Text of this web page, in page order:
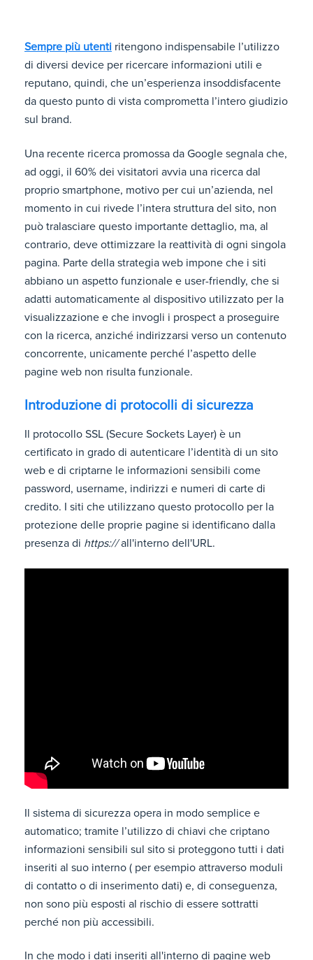
Sempre più utenti ritengono indispensabile l’utilizzo
di diversi device per ricercare informazioni utili e
reputano, quindi, che un’esperienza insoddisfacente
da questo punto di vista comprometta l’intero giudizio
sul brand.
Una recente ricerca promossa da Google segnala che,
ad oggi, il 60% dei visitatori avvia una ricerca dal
proprio smartphone, motivo per cui un’azienda, nel
momento in cui rivede l’intera struttura del sito, non
può tralasciare questo importante dettaglio, ma, al
contrario, deve ottimizzare la reattività di ogni singola
pagina. Parte della strategia web impone che i siti
abbiano un aspetto funzionale e user-friendly, che si
adatti automaticamente al dispositivo utilizzato per la
visualizzazione e che invogli i prospect a proseguire
con la ricerca, anziché indirizzarsi verso un contenuto
concorrente, unicamente perché l’aspetto delle
pagine web non risulta funzionale.
Introduzione di protocolli di sicurezza
Il protocollo SSL (Secure Sockets Layer) è un
certificato in grado di autenticare l’identità di un sito
web e di criptarne le informazioni sensibili come
password, username, indirizzi e numeri di carte di
credito. I siti che utilizzano questo protocollo per la
protezione delle proprie pagine si identificano dalla
presenza di https://all'interno dell'URL.
Il sistema di sicurezza opera in modo semplice e
automatico; tramite l’utilizzo di chiavi che criptano
informazioni sensibili sul sito si proteggono tutti i dati
inseriti al suo interno ( per esempio attraverso moduli
di contatto o di inserimento dati) e, di conseguenza,
non sono più esposti al rischio di essere sottratti
perché non più accessibili.
In che modo i dati inseriti all'interno di pagine web